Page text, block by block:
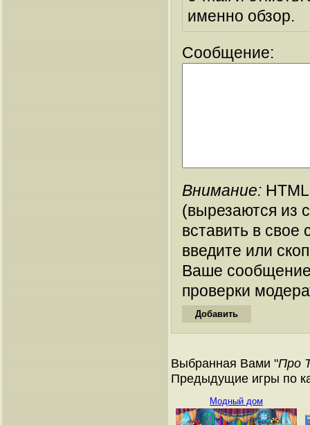
именно обзор.
Сообщение:
Внимание:
(вырезаются из
вставить в
введите или
Ваше
проверки
Выбранная Вами "Про
Предыдущие игры по
Модный дом